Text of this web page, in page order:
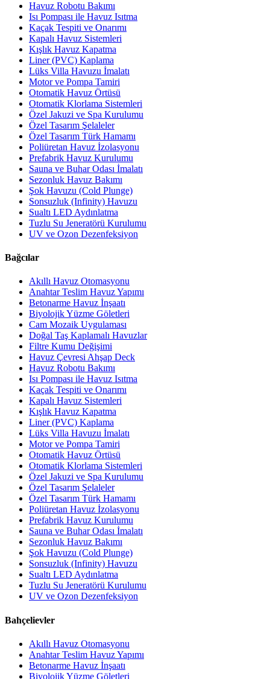
Havuz Robotu Bakımı
Isı Pompası ile Havuz Isıtma
Kaçak Tespiti ve Onarımı
Kapalı Havuz Sistemleri
Kışlık Havuz Kapatma
Liner (PVC) Kaplama
Lüks Villa Havuzu İmalatı
Motor ve Pompa Tamiri
Otomatik Havuz Örtüsü
Otomatik Klorlama Sistemleri
Özel Jakuzi ve Spa Kurulumu
Özel Tasarım Şelaleler
Özel Tasarım Türk Hamamı
Poliüretan Havuz İzolasyonu
Prefabrik Havuz Kurulumu
Sauna ve Buhar Odası İmalatı
Sezonluk Havuz Bakımı
Şok Havuzu (Cold Plunge)
Sonsuzluk (Infinity) Havuzu
Sualtı LED Aydınlatma
Tuzlu Su Jeneratörü Kurulumu
UV ve Ozon Dezenfeksiyon
Bağcılar
Akıllı Havuz Otomasyonu
Anahtar Teslim Havuz Yapımı
Betonarme Havuz İnşaatı
Biyolojik Yüzme Göletleri
Cam Mozaik Uygulaması
Doğal Taş Kaplamalı Havuzlar
Filtre Kumu Değişimi
Havuz Çevresi Ahşap Deck
Havuz Robotu Bakımı
Isı Pompası ile Havuz Isıtma
Kaçak Tespiti ve Onarımı
Kapalı Havuz Sistemleri
Kışlık Havuz Kapatma
Liner (PVC) Kaplama
Lüks Villa Havuzu İmalatı
Motor ve Pompa Tamiri
Otomatik Havuz Örtüsü
Otomatik Klorlama Sistemleri
Özel Jakuzi ve Spa Kurulumu
Özel Tasarım Şelaleler
Özel Tasarım Türk Hamamı
Poliüretan Havuz İzolasyonu
Prefabrik Havuz Kurulumu
Sauna ve Buhar Odası İmalatı
Sezonluk Havuz Bakımı
Şok Havuzu (Cold Plunge)
Sonsuzluk (Infinity) Havuzu
Sualtı LED Aydınlatma
Tuzlu Su Jeneratörü Kurulumu
UV ve Ozon Dezenfeksiyon
Bahçelievler
Akıllı Havuz Otomasyonu
Anahtar Teslim Havuz Yapımı
Betonarme Havuz İnşaatı
Biyolojik Yüzme Göletleri